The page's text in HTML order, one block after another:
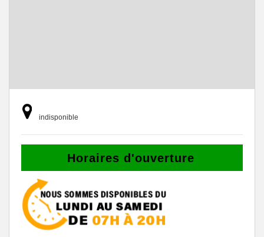
indisponible
Horaires d'ouverture